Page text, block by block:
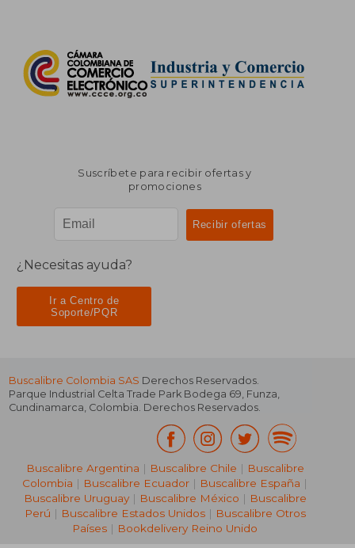
Suscríbete para recibir ofertas y
promociones
¿Necesitas ayuda?
Ir a Centro de
Soporte/PQR
Buscalibre Colombia SAS Derechos Reservados.
Parque Industrial Celta Trade Park Bodega 69, Funza,
Cundinamarca, Colombia. Derechos Reservados.
Buscalibre Argentina | Buscalibre Chile | Buscalibre
Colombia | Buscalibre Ecuador | Buscalibre España |
Buscalibre Uruguay| Buscalibre México | Buscalibre
Perú | Buscalibre Estados Unidos| Buscalibre Otros
Países | Bookdelivery Reino Unido